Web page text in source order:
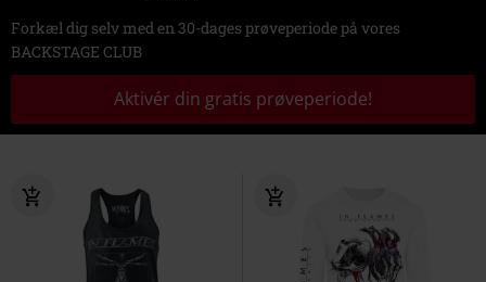
Forkæl dig selv med en 30-dages prøveperiode på vores
BACKSTAGE CLUB
Aktivér din gratis prøveperiode!